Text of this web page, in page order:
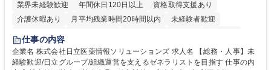
業界未経験歓迎
年間休日120日以上
資格取得支援あり
介護休暇あり
月平均残業時間20時間以内
未経験者歓迎
住宅手当あり
育休あり
完全週休2日制 交通費支給 土日祝休み 寮・社宅あり
仕事の内容
企業名 株式会社日立医薬情報ソリューションズ 求人名 【総務・人事】未
経験歓迎/日立グループ/組織運営を支えるゼネラリストを目指す 仕事の内